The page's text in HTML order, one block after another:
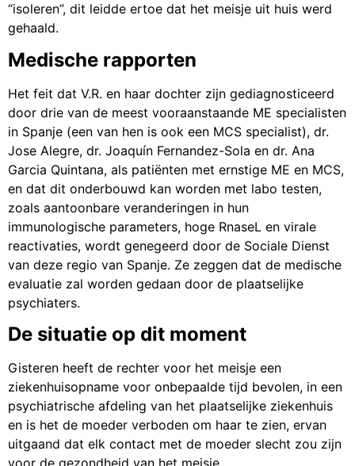
“isoleren”, dit leidde ertoe dat het meisje uit huis werd
gehaald.
Medische rapporten
Het feit dat V.R. en haar dochter zijn gediagnosticeerd
door drie van de meest vooraanstaande ME specialisten
in Spanje (een van hen is ook een MCS specialist), dr.
Jose Alegre, dr. Joaquín Fernandez-Sola en dr. Ana
Garcia Quintana, als patiënten met ernstige ME en MCS,
en dat dit onderbouwd kan worden met labo testen,
zoals aantoonbare veranderingen in hun
immunologische parameters, hoge RnaseL en virale
reactivaties, wordt genegeerd door de Sociale Dienst
van deze regio van Spanje. Ze zeggen dat de medische
evaluatie zal worden gedaan door de plaatselijke
psychiaters.
De situatie op dit moment
Gisteren heeft de rechter voor het meisje een
ziekenhuisopname voor onbepaalde tijd bevolen, in een
psychiatrische afdeling van het plaatselijke ziekenhuis
en is het de moeder verboden om haar te zien, ervan
uitgaand dat elk contact met de moeder slecht zou zijn
voor de gezondheid van het meisje.